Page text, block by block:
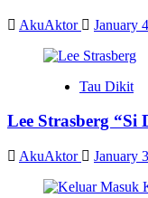
AkuAktor January
Tau Dikit
Lee Strasberg
AkuAktor January